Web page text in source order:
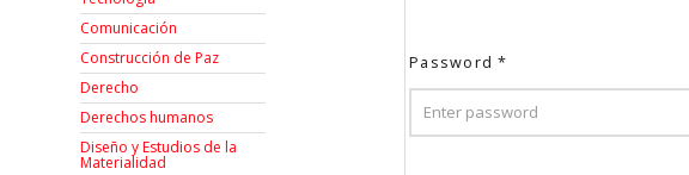
Password*
Comunicación
Construcción de Paz
Derecho
Derechos humanos
Diseño y Estudios de la
Materialidad